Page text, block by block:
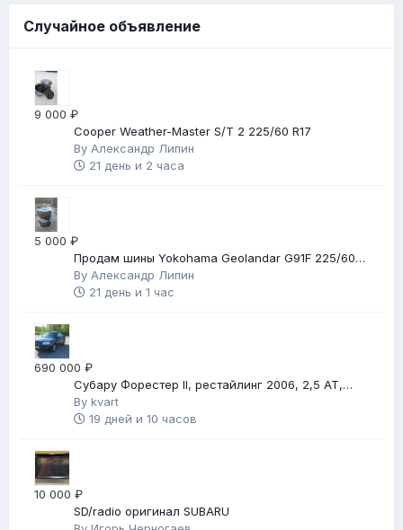
Случайное объявление
9 000 ₽
Cooper Weather-Master S/T 2 225/60 R17
By Александр Липин
21 день и 2 часа
5 000 ₽
Продам шины Yokohama Geolandar G91F 225/60
R17
By Александр Липин
21 день и 1 час
690 000 ₽
Субару Форестер II, рестайлинг 2006, 2,5 АТ,
автомат
By kvart
19 дней и 10 часов
10 000 ₽
SD/radio оригинал SUBARU